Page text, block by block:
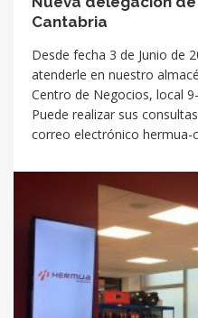
Cantabria
Desde fecha 3 de Junio de
atenderle en nuestro
Centro de Negocios, local
Puede realizar sus
correo electrónico hermua-